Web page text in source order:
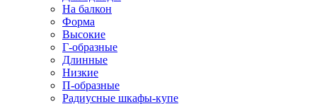
На балкон
Форма
Высокие
Г-образные
Длинные
Низкие
П-образные
Радиусные шкафы-купе